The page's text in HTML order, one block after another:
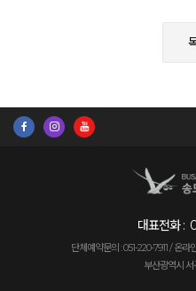
대표전화 :
단체예약문의 : 051-220-7911 / 온라
부산광역시 서